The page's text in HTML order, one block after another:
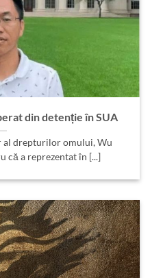
din detenție în SUA
drepturilor omului, Wu
că a reprezentat în [...]